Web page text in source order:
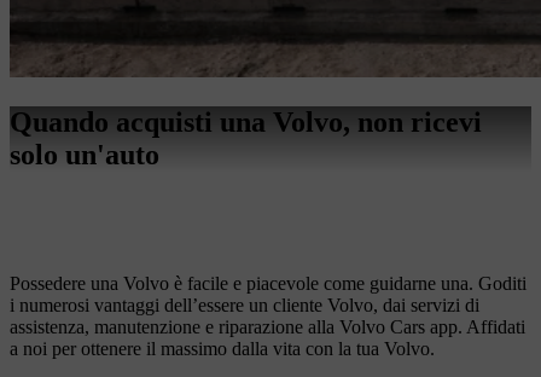
Quando acquisti una Volvo, non ricevi
solo un'auto
Possedere una Volvo è facile e piacevole come guidarne una. Goditi
i numerosi vantaggi dell’essere un cliente Volvo, dai servizi di
assistenza, manutenzione e riparazione alla Volvo Cars app. Affidati
a noi per ottenere il massimo dalla vita con la tua Volvo.